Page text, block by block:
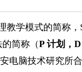
教学模式的简称，
简称（P 计划， D
电脑技术研究所